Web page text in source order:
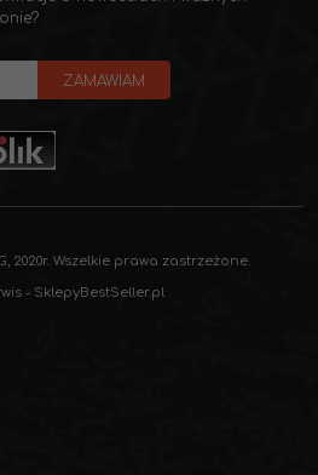
2020r. Wszelkie prawa zastrzeżone.
- SklepyBestSeller.pl